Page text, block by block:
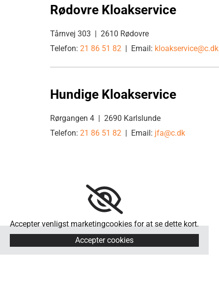
Rødovre Kloakservice
Tårnvej 303 | 2610 Rødovre
Telefon: 21 86 51 82 | Email: kloakservice@c.dk
Hundige Kloakservice
Rørgangen 4 | 2690 Karlslunde
Telefon: 21 86 51 82 | Email: jfa@c.dk
Accepter venligst marketingcookies for at se dette kort.
Accepter cookies